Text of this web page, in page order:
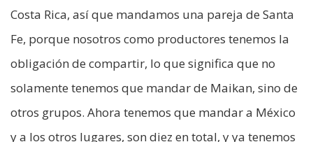
Costa Rica, así que mandamos una pareja de Santa
Fe, porque nosotros como productores tenemos la
obligación de compartir, lo que significa que no
solamente tenemos que mandar de Maikan, sino de
otros grupos. Ahora tenemos que mandar a México
y a los otros lugares, son diez en total, y ya tenemos